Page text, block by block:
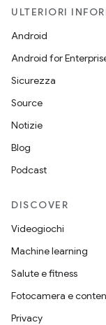
ULTERIORI
Android
Android for
Sicurezza
Source
Notizie
Blog
Podcast
DISCOVER
Videogiochi
Machine learning
Salute e fitness
Fotocamera e
Privacy